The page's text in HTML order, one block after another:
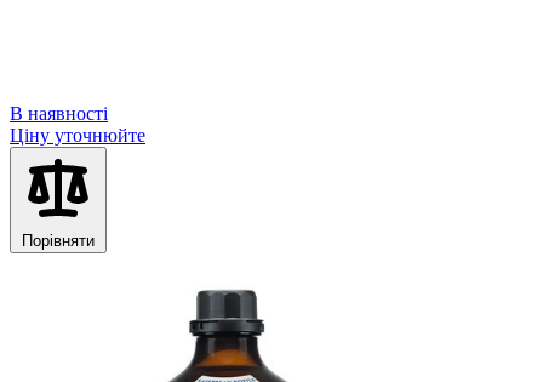
В наявності
Ціну уточнюйте
Порівняти